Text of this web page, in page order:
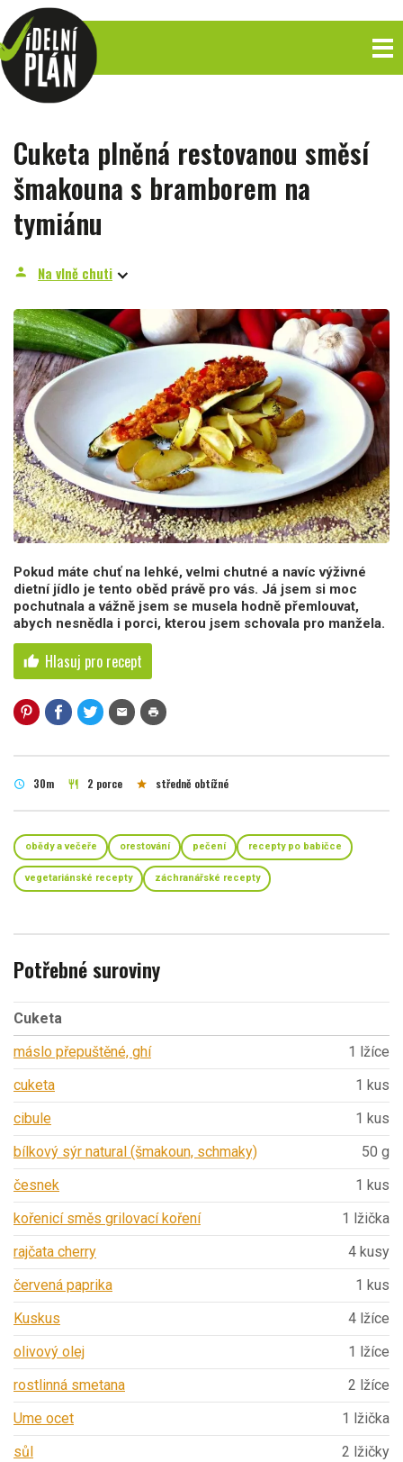
Cuketa plněná restovanou směsí
šmakouna s bramborem na
tymiánu
person Na vlně chuti
Pokud máte chuť na lehké, velmi chutné a navíc výživné
dietní jídlo je tento oběd právě pro vás. Já jsem si moc
pochutnala a vážně jsem se musela hodně přemlouvat,
abych nesnědla i porci, kterou jsem schovala pro manžela.
thumb_up Hlasuj pro recept
mail print
schedule 30m restaurant 2 porce star středně obtížné
obědy a večeře orestování pečení recepty po babičce
vegetariánské recepty záchranářské recepty
Potřebné suroviny
Cuketa
máslo přepuštěné, ghí
1 lžíce
cuketa
1 kus
cibule
1 kus
bílkový sýr natural (šmakoun, schmaky)
50 g
česnek
1 kus
kořenicí směs grilovací koření
1 lžička
rajčata cherry
4 kusy
červená paprika
1 kus
Kuskus
4 lžíce
olivový olej
1 lžíce
rostlinná smetana
2 lžíce
Ume ocet
1 lžička
sůl
2 lžičky